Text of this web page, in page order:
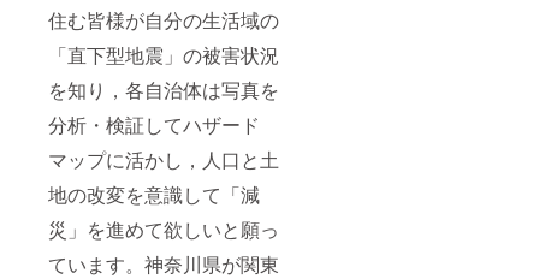
住む皆様が自分の生活域の
「直下型地震」の被害状況
を知り，各自治体は写真を
分析・検証してハザード
マップに活かし，人口と土
地の改変を意識して「減
災」を進めて欲しいと願っ
ています。神奈川県が関東